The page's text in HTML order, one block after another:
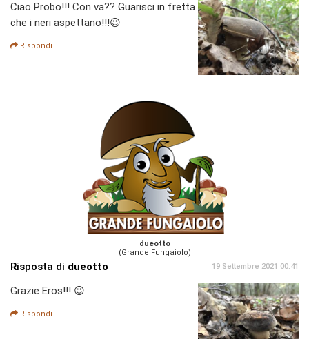
Ciao Probo!!! Con va?? Guarisci in fretta
che i neri aspettano!!!😉
Rispondi
dueotto
(Grande Fungaiolo)
Risposta di dueotto 19 Settembre 2021 00:41
Grazie Eros!!! 😉
Rispondi